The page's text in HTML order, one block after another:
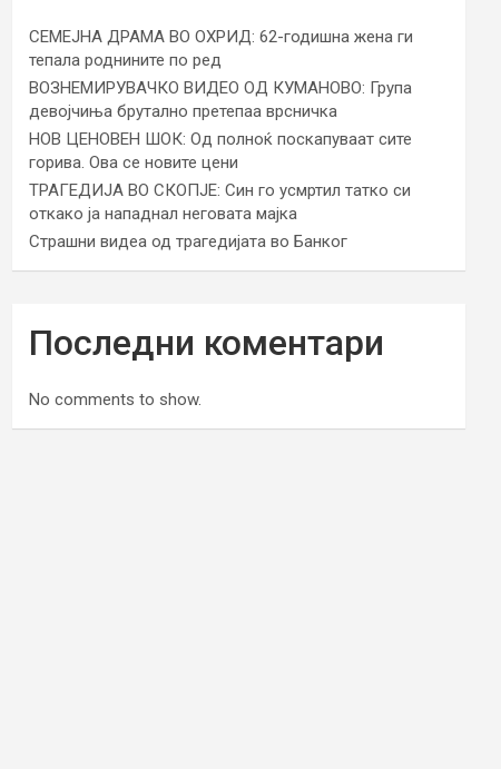
СЕМЕЈНА ДРАМА ВО ОХРИД: 62-годишна жена ги
тепала роднините по ред
ВОЗНЕМИРУВАЧКО ВИДЕО ОД КУМАНОВО: Група
девојчиња брутално претепаа врсничка
НОВ ЦЕНОВЕН ШОК: Од полноќ поскапуваат сите
горива. Ова се новите цени
ТРАГЕДИЈА ВО СКОПЈЕ: Син го усмртил татко си
откако ја нападнал неговата мајка
Страшни видеа од трагедијата во Банког
Последни коментари
No comments to show.